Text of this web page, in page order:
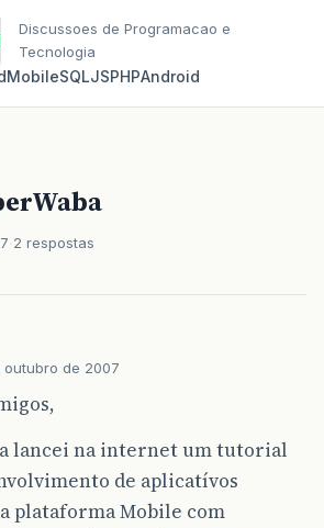
Discussoes de Programacao e
Tecnologia
MobileSQLJSPHPAndroid
2 respostas
outubro de 2007
lancei na internet um tutorial
de aplicatívos
plataforma Mobile com